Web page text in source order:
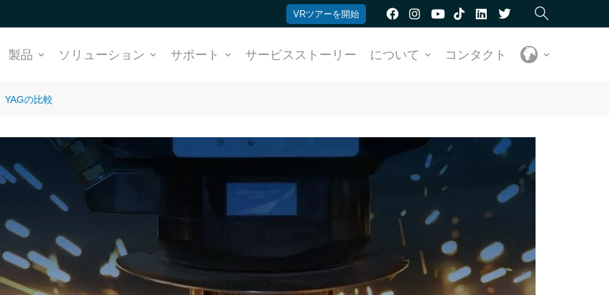
VRツアーを開始
製品 ソリューション サポート サービスストーリー について コンタクト
YAGの比較